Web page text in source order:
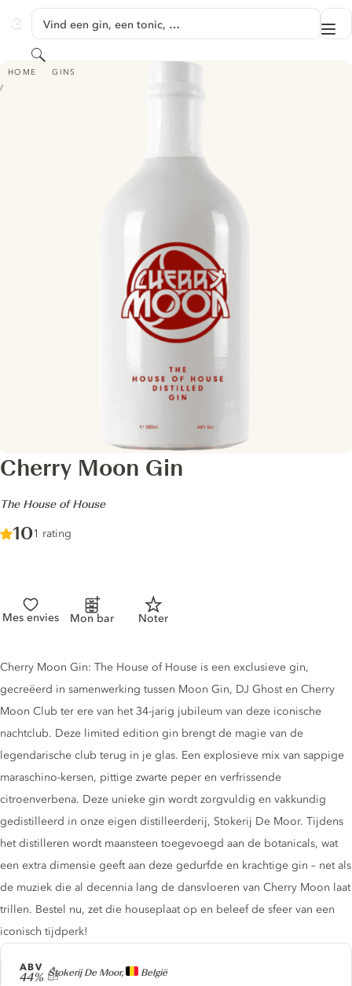
GINVENTORY
Vind een gin, een tonic, …
Zoeken
HOME GINS
CHERRY MOON GIN - THE HOUSE OF HOUSE
Cherry Moon Gin
-The House of House
Score :
10/ 10
1 rating
Mes envies Mon bar Noter
Producer
Stokerij De Moor, België
ABV
44%
Gin description
Cherry Moon Gin: The House of House is een exclusieve gin,
gecreëerd in samenwerking tussen Moon Gin, DJ Ghost en Cherry
Moon Club ter ere van het 34-jarig jubileum van deze iconische
nachtclub. Deze limited edition gin brengt de magie van de
legendarische club terug in je glas. Een explosieve mix van sappige
maraschino-kersen, pittige zwarte peper en verfrissende
citroenverbena. Deze unieke gin wordt zorgvuldig en vakkundig
gedistilleerd in onze eigen distilleerderij, Stokerij De Moor. Tijdens
het distilleren wordt maansteen toegevoegd aan de botanicals, wat
een extra dimensie geeft aan deze gedurfde en krachtige gin – net als
de muziek die al decennia lang de dansvloeren van Cherry Moon laat
trillen. Bestel nu, zet die houseplaat op en beleef de sfeer van een
iconisch tijdperk!